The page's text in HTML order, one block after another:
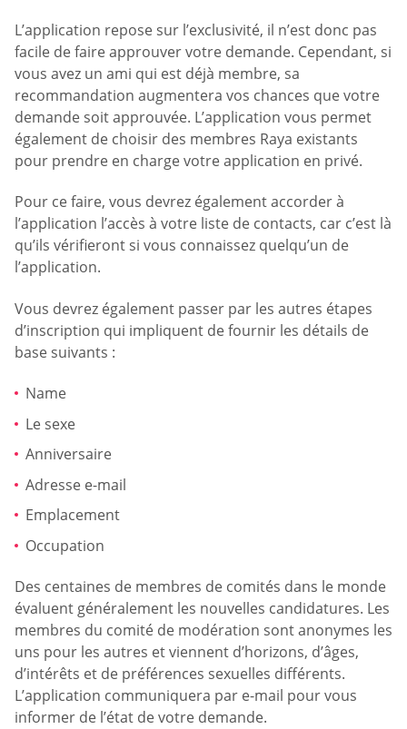
L’application repose sur l’exclusivité, il n’est donc pas
facile de faire approuver votre demande. Cependant, si
vous avez un ami qui est déjà membre, sa
recommandation augmentera vos chances que votre
demande soit approuvée. L’application vous permet
également de choisir des membres Raya existants
pour prendre en charge votre application en privé.
Pour ce faire, vous devrez également accorder à
l’application l’accès à votre liste de contacts, car c’est là
qu’ils vérifieront si vous connaissez quelqu’un de
l’application.
Vous devrez également passer par les autres étapes
d’inscription qui impliquent de fournir les détails de
base suivants :
Name
Le sexe
Anniversaire
Adresse e-mail
Emplacement
Occupation
Des centaines de membres de comités dans le monde
évaluent généralement les nouvelles candidatures. Les
membres du comité de modération sont anonymes les
uns pour les autres et viennent d’horizons, d’âges,
d’intérêts et de préférences sexuelles différents.
L’application communiquera par e-mail pour vous
informer de l’état de votre demande.